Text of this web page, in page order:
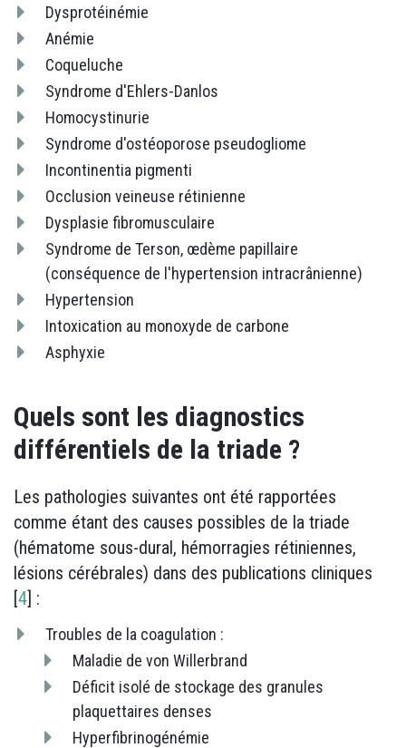
Dysprotéinémie
Anémie
Coqueluche
Syndrome d'Ehlers-Danlos
Homocystinurie
Syndrome d'ostéoporose pseudogliome
Incontinentia pigmenti
Occlusion veineuse rétinienne
Dysplasie fibromusculaire
Syndrome de Terson, œdème papillaire
(conséquence de l'hypertension intracrânienne)
Hypertension
Intoxication au monoxyde de carbone
Asphyxie
Quels sont les diagnostics
différentiels de la triade ?
Les pathologies suivantes ont été rapportées
comme étant des causes possibles de la triade
(hématome sous-dural, hémorragies rétiniennes,
lésions cérébrales) dans des publications cliniques
[4] :
Troubles de la coagulation :
Maladie de von Willerbrand
Déficit isolé de stockage des granules
plaquettaires denses
Hyperfibrinogénémie